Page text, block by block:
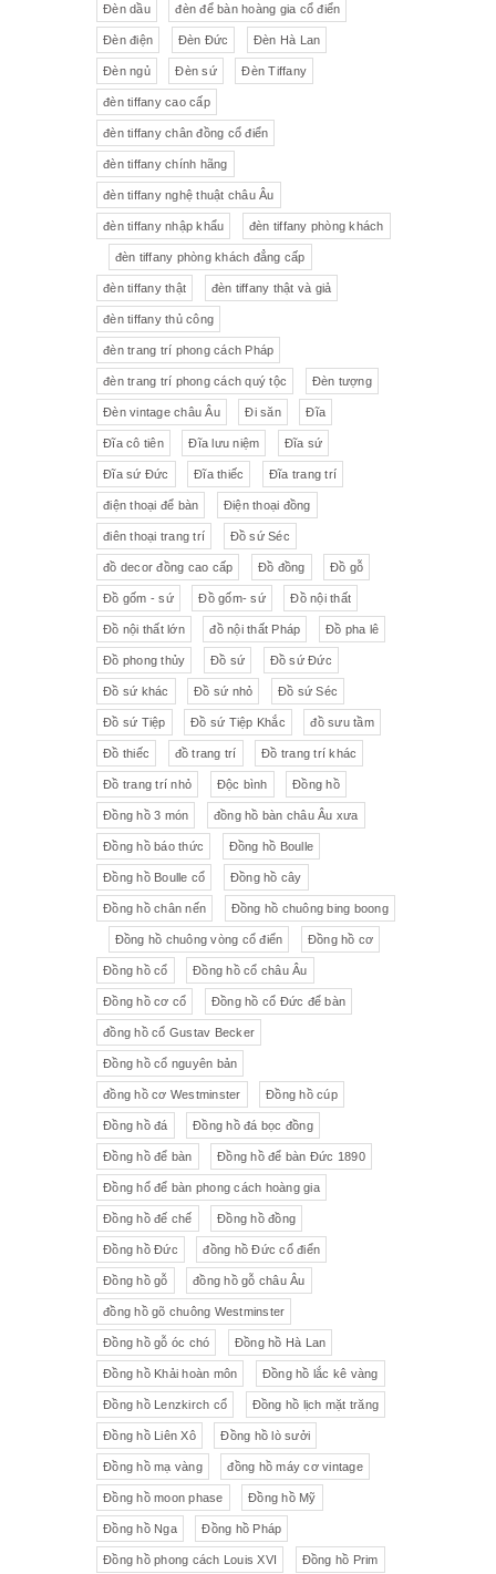
Thực phẩm chức năng
Rượu Whisky Rượu vang
Tượng gốm Đèn bàn
Tượng Bộ trà sứ Tiệp
Đèn dầu đèn để bàn hoàng gia cổ điển
Đèn điện Đèn Đức Đèn Hà Lan
Đèn ngủ Đèn sứ Đèn Tiffany
đèn tiffany cao cấp
đèn tiffany chân đồng cổ điển
đèn tiffany chính hãng
đèn tiffany nghệ thuật châu Âu
đèn tiffany nhập khẩu đèn tiffany phòng khách
đèn tiffany phòng khách đẳng cấp
đèn tiffany thật đèn tiffany thật và giả
đèn tiffany thủ công
đèn trang trí phong cách Pháp
đèn trang trí phong cách quý tộc Đèn tượng
Đèn vintage châu Âu Đi săn Đĩa
Đĩa cô tiên Đĩa lưu niệm Đĩa sứ
Đĩa sứ Đức Đĩa thiếc Đĩa trang trí
điện thoại để bàn Điện thoại đồng
điên thoại trang trí Đồ sứ Séc
đồ decor đồng cao cấp Đồ đồng Đồ gỗ
Đồ gốm - sứ Đồ gốm- sứ Đồ nội thất
Đồ nội thất lớn đồ nội thất Pháp Đồ pha lê
Đồ phong thủy Đồ sứ Đồ sứ Đức
Đồ sứ khác Đồ sứ nhỏ Đồ sứ Séc
Đồ sứ Tiệp Đồ sứ Tiệp Khắc đồ sưu tầm
Đồ thiếc đồ trang trí Đồ trang trí khác
Đồ trang trí nhỏ Độc bình Đồng hồ
Đồng hồ 3 món đồng hồ bàn châu Âu xưa
Đồng hồ báo thức Đồng hồ Boulle
Đồng hồ Boulle cổ Đồng hồ cây
Đồng hồ chân nến Đồng hồ chuông bing boong
Đồng hồ chuông vòng cổ điển Đồng hồ cơ
Đồng hồ cổ Đồng hồ cổ châu Âu
Đồng hồ cơ cổ Đồng hồ cổ Đức để bàn
đồng hồ cổ Gustav Becker
Đồng hồ cổ nguyên bản
đồng hồ cơ Westminster Đồng hồ cúp
Đồng hồ đá Đồng hồ đá bọc đồng
Đồng hồ để bàn Đồng hồ để bàn Đức 1890
Đồng hổ để bàn phong cách hoàng gia
Đồng hồ đế chế Đồng hồ đồng
Đồng hồ Đức đồng hồ Đức cổ điển
Đồng hồ gỗ đồng hồ gỗ châu Âu
đồng hồ gõ chuông Westminster
Đồng hồ gỗ óc chó Đồng hồ Hà Lan
Đồng hồ Khải hoàn môn Đồng hồ lắc kê vàng
Đồng hồ Lenzkirch cổ Đồng hồ lịch mặt trăng
Đồng hồ Liên Xô Đồng hồ lò sưởi
Đồng hồ mạ vàng đồng hồ máy cơ vintage
Đồng hồ moon phase Đồng hồ Mỹ
Đồng hồ Nga Đồng hồ Pháp
Đồng hồ phong cách Louis XVI Đồng hồ Prim